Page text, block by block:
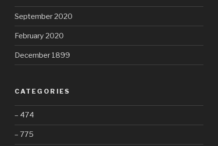
September 2020
February 2020
December 1899
CATEGORIES
– 474
– 775